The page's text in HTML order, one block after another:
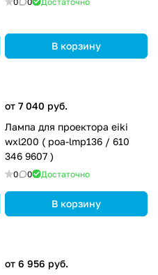
В корзину
от 7 040 руб.
Лампа для проектора eiki
wxl200 ( poa-lmp136 / 610
346 9607 )
0 0 Достаточно
В корзину
от 6 956 руб.